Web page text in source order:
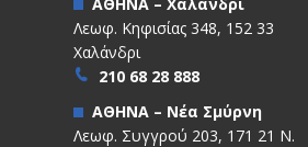
Λεωφ. Κηφισίας 348, 152 33
Χαλάνδρι
210 68 28 888
ΑΘΗΝΑ – Νέα Σμύρνη
Λεωφ. Συγγρού 203, 171 21 Ν.